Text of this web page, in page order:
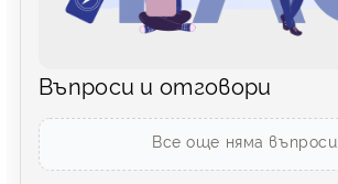
Въпроси и отговори
Все още няма въпроси.